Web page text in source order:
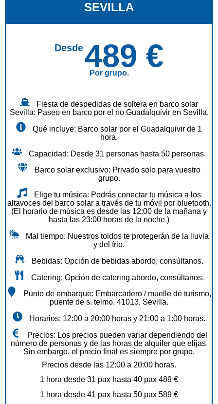
SEVILLA
Desde489 €
Por grupo.
Fiesta de despedidas de soltera en barco solar
Sevilla: Paseo en barco por el río Guadalquivir en Sevilla.
Qué incluye: Barco solar por el Guadalquivir de 1
hora.
Capacidad: Desde 31 personas hasta 50 personas.
Barco solar exclusivo: Privado solo para vuestro
grupo.
Elige tu música: Podrás conectar tu música a los
altavoces del barco solar a través de tu móvil por bluetooth.
(El horario de música es desde las 12:00 de la mañana y
hasta las 23:00 horas de la noche.)
Mal tiempo: Nuestros toldos te protegerán de la lluvia
y del frio.
Bebidas: Opción de bebidas abordo, consúltanos.
Catering: Opción de catering abordo, consúltanos.
Punto de embarque: Embarcadero / muelle de turismo,
puente de s. telmo, 41013, Sevilla.
Horarios: 12:00 a 20:00 horas y 21:00 a 1:00 horas.
Precios: Los precios pueden variar dependiendo del
número de personas y de las horas de alquiler que elijas.
Sin embargo, el precio final es siempre por grupo.
Precios desde las 12:00 a 20:00 horas.
1 hora desde 31 pax hasta 40 pax 489 €
1 hora desde 41 pax hasta 50 pax 589 €